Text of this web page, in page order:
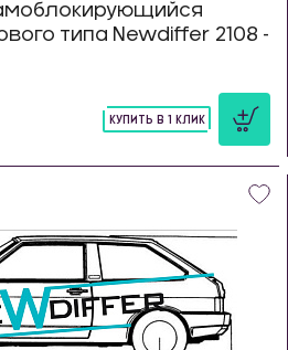
типа Newdiffer 2108 -
КУПИТЬ В 1 КЛИК